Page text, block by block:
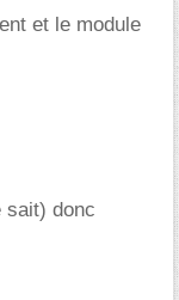
et le module
sait) donc